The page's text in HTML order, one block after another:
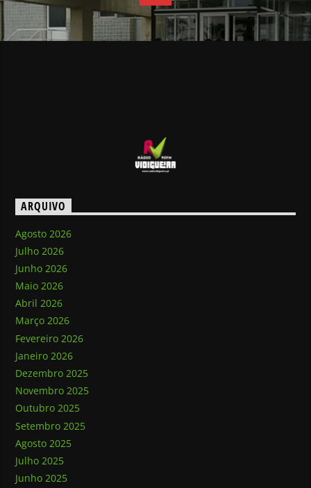
ARQUIVO
Agosto 2026
Julho 2026
Junho 2026
Maio 2026
Abril 2026
Março 2026
Fevereiro 2026
Janeiro 2026
Dezembro 2025
Novembro 2025
Outubro 2025
Setembro 2025
Agosto 2025
Julho 2025
Junho 2025